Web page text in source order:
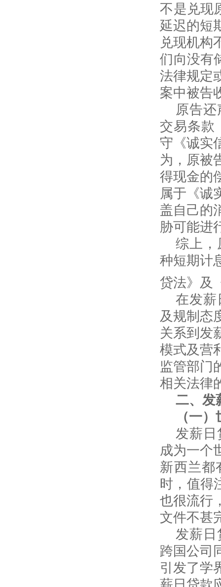
不是兑现
延迟的短
兑现机构
们向没有
法律规定
案中被告
原告
交易条款
守《诚实
为，原被
得现金的
属于《诚
盖自己的
胁可能进
综上，
种短期计
贷法》及
在发薪
及规制态
关系到发
模式及营
监管部门
相关法律
二、发
（一
发薪日
成为一个
新西兰都
时，值得
也很流行
文件不甚
发薪日
跨国公司
引发了学